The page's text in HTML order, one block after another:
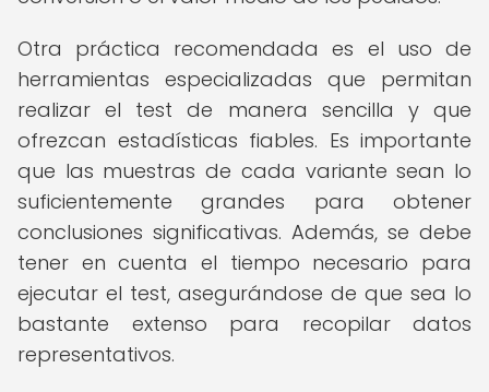
Otra práctica recomendada es el uso de
herramientas especializadas que permitan
realizar el test de manera sencilla y que
ofrezcan estadísticas fiables. Es importante
que las muestras de cada variante sean lo
suficientemente grandes para obtener
conclusiones significativas. Además, se debe
tener en cuenta el tiempo necesario para
ejecutar el test, asegurándose de que sea lo
bastante extenso para recopilar datos
representativos.